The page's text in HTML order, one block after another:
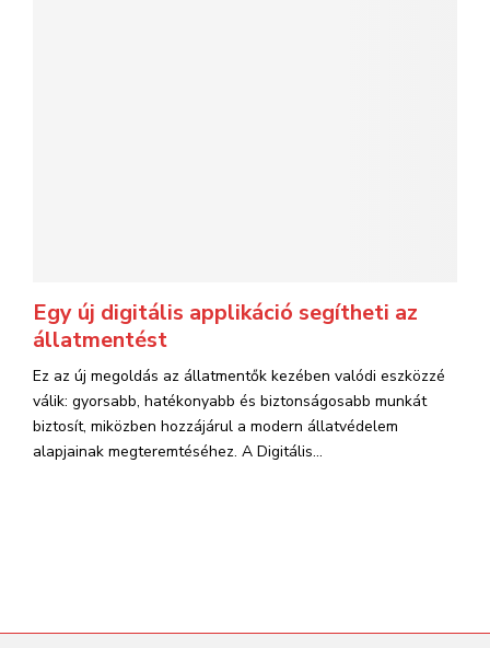
Egy új digitális applikáció segítheti az
állatmentést
Ez az új megoldás az állatmentők kezében valódi eszközzé
válik: gyorsabb, hatékonyabb és biztonságosabb munkát
biztosít, miközben hozzájárul a modern állatvédelem
alapjainak megteremtéséhez. A Digitális...